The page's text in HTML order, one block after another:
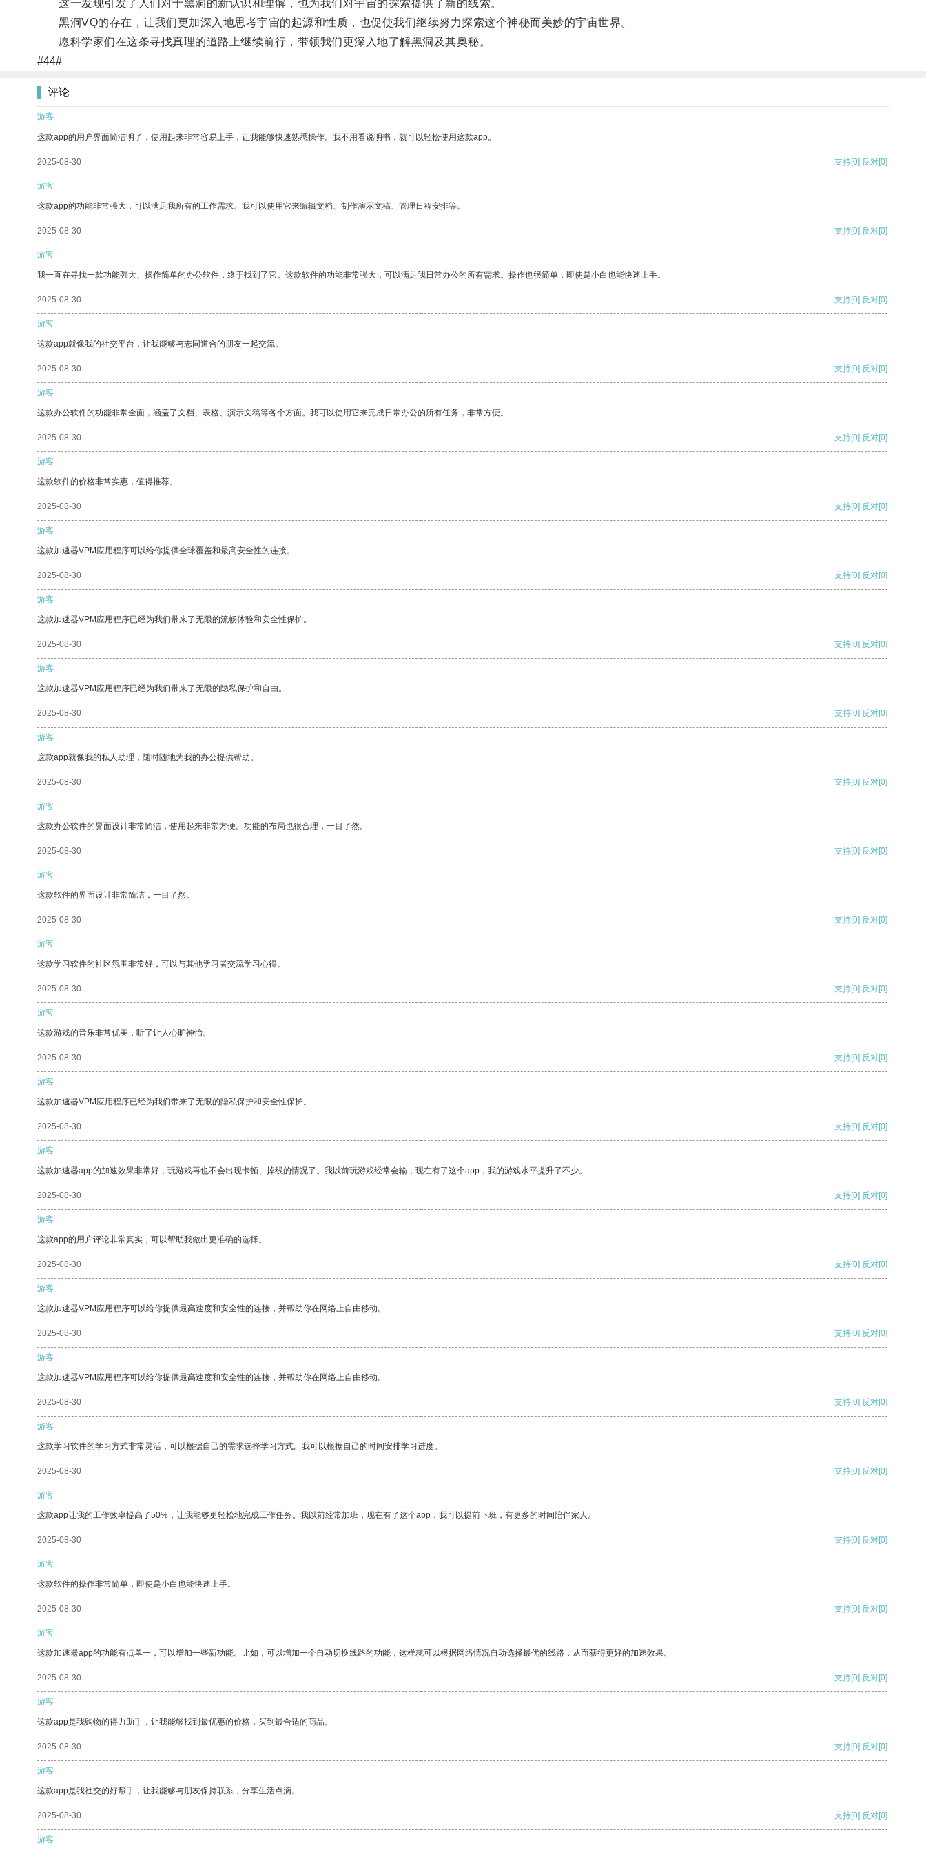
这一发现引发了人们对于黑洞的新认识和理解，也为我们对宇宙的探索提供了新的线索。
黑洞VQ的存在，让我们更加深入地思考宇宙的起源和性质，也促使我们继续努力探索这个神秘而美妙的宇宙世界。
愿科学家们在这条寻找真理的道路上继续前行，带领我们更深入地了解黑洞及其奥秘。
#44#
评论
游客
这款app的用户界面简洁明了，使用起来非常容易上手，让我能够快速熟悉操作。我不用看说明书，就可以轻松使用这款app。
2025-08-30 支持[0] 反对[0]
游客
这款app的功能非常强大，可以满足我所有的工作需求。我可以使用它来编辑文档、制作演示文稿、管理日程安排等。
2025-08-30 支持[0] 反对[0]
游客
我一直在寻找一款功能强大、操作简单的办公软件，终于找到了它。这款软件的功能非常强大，可以满足我日常办公的所有需求。操作也很简单，即使是小白也能快速上手。
2025-08-30 支持[0] 反对[0]
游客
这款app就像我的社交平台，让我能够与志同道合的朋友一起交流。
2025-08-30 支持[0] 反对[0]
游客
这款办公软件的功能非常全面，涵盖了文档、表格、演示文稿等各个方面。我可以使用它来完成日常办公的所有任务，非常方便。
2025-08-30 支持[0] 反对[0]
游客
这款软件的价格非常实惠，值得推荐。
2025-08-30 支持[0] 反对[0]
游客
这款加速器VPM应用程序可以给你提供全球覆盖和最高安全性的连接。
2025-08-30 支持[0] 反对[0]
游客
这款加速器VPM应用程序已经为我们带来了无限的流畅体验和安全性保护。
2025-08-30 支持[0] 反对[0]
游客
这款加速器VPM应用程序已经为我们带来了无限的隐私保护和自由。
2025-08-30 支持[0] 反对[0]
游客
这款app就像我的私人助理，随时随地为我的办公提供帮助。
2025-08-30 支持[0] 反对[0]
游客
这款办公软件的界面设计非常简洁，使用起来非常方便。功能的布局也很合理，一目了然。
2025-08-30 支持[0] 反对[0]
游客
这款软件的界面设计非常简洁，一目了然。
2025-08-30 支持[0] 反对[0]
游客
这款学习软件的社区氛围非常好，可以与其他学习者交流学习心得。
2025-08-30 支持[0] 反对[0]
游客
这款游戏的音乐非常优美，听了让人心旷神怡。
2025-08-30 支持[0] 反对[0]
游客
这款加速器VPM应用程序已经为我们带来了无限的隐私保护和安全性保护。
2025-08-30 支持[0] 反对[0]
游客
这款加速器app的加速效果非常好，玩游戏再也不会出现卡顿、掉线的情况了。我以前玩游戏经常会输，现在有了这个app，我的游戏水平提升了不少。
2025-08-30 支持[0] 反对[0]
游客
这款app的用户评论非常真实，可以帮助我做出更准确的选择。
2025-08-30 支持[0] 反对[0]
游客
这款加速器VPM应用程序可以给你提供最高速度和安全性的连接，并帮助你在网络上自由移动。
2025-08-30 支持[0] 反对[0]
游客
这款加速器VPM应用程序可以给你提供最高速度和安全性的连接，并帮助你在网络上自由移动。
2025-08-30 支持[0] 反对[0]
游客
这款学习软件的学习方式非常灵活，可以根据自己的需求选择学习方式。我可以根据自己的时间安排学习进度。
2025-08-30 支持[0] 反对[0]
游客
这款app让我的工作效率提高了50%，让我能够更轻松地完成工作任务。我以前经常加班，现在有了这个app，我可以提前下班，有更多的时间陪伴家人。
2025-08-30 支持[0] 反对[0]
游客
这款软件的操作非常简单，即使是小白也能快速上手。
2025-08-30 支持[0] 反对[0]
游客
这款加速器app的功能有点单一，可以增加一些新功能。比如，可以增加一个自动切换线路的功能，这样就可以根据网络情况自动选择最优的线路，从而获得更好的加速效果。
2025-08-30 支持[0] 反对[0]
游客
这款app是我购物的得力助手，让我能够找到最优惠的价格，买到最合适的商品。
2025-08-30 支持[0] 反对[0]
游客
这款app是我社交的好帮手，让我能够与朋友保持联系，分享生活点滴。
2025-08-30 支持[0] 反对[0]
游客